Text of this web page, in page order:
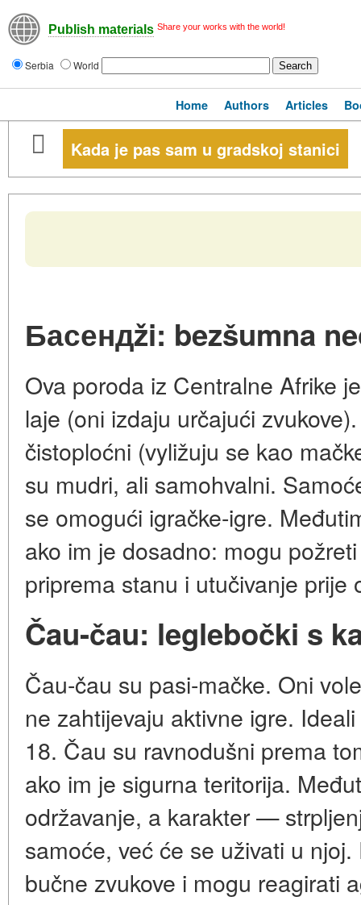
Publish materials Share your works with the world!
Serbia World
Home Authors Articles
Kada je pas sam u gradskoj stanici
Басендži: bezšumna
Ova poroda iz Centralne Afrike
laje (onі izdaju určajući
čistoploćni (vyližuju se kao
su mudri, ali samohvalni.
se omogući igračke-igre.
ako im je dosadno: mogu
priprema stanu i utučivanje prije
Čau-čau: leglebočki s
Čau-čau su pasi-mačke. Oni
ne zahtijevaju aktivne igre.
18. Čau su ravnodušni prema
ako im je sigurna teritorija.
održavanje, a karakter —
samoće, već će se uživati u
bučne zvukove i mogu reagirati